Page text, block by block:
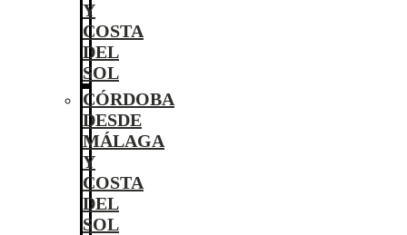
Y
COSTA
DEL
SOL
CÓRDOBA
DESDE
MÁLAGA
Y
COSTA
DEL
SOL